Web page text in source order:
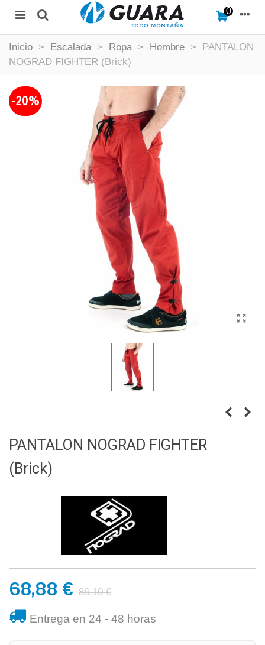
0
Inicio > Escalada > Ropa > Hombre >
PANTALON
NOGRAD FIGHTER (Brick)
-20%
PANTALON NOGRAD FIGHTER
(Brick)
68,88 € 86,10 €
Entrega en 24 - 48 horas